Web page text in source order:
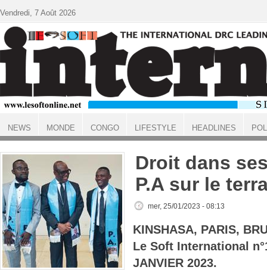
ACCUEIL
Droit dans
P.A sur le
mer, 25/01/2023 - 08:13
KINSHASA, PARIS,
Le Soft International
JANVIER 2023.
Vendredi, 7 Août 2026
NEWS MONDE CONGO LIFESTYLE HEADLINES